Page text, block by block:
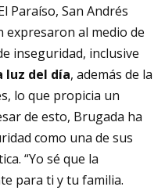
Paraíso, San Andrés
expresaron al medio de
inseguridad, inclusive
luz del día, además de la
lo que propicia un
de esto, Brugada ha
como una de sus
“Yo sé que la
para ti y tu familia.